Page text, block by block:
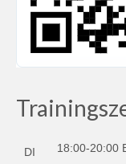
DI 18:00-20:00